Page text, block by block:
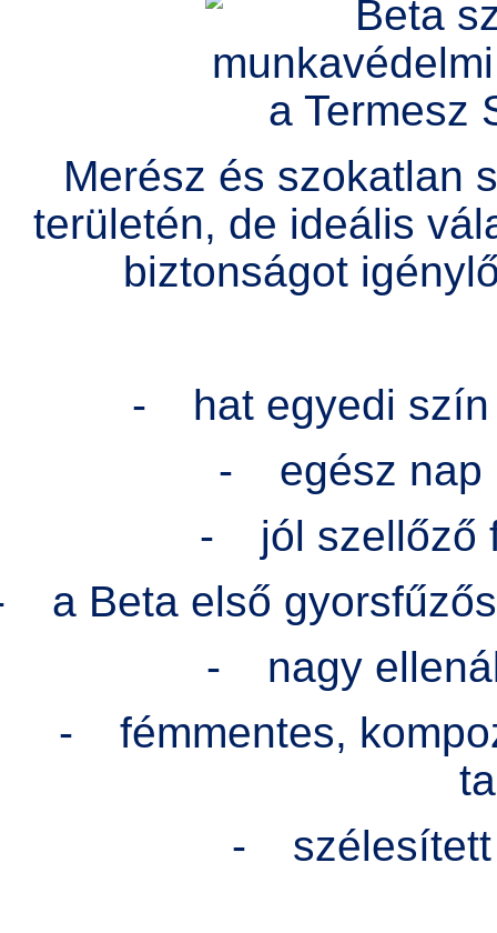
Merész és szokatlan
területén, de ideális
biztonságot
-
hat egyedi
-
egész nap
-
jól szellőző
a Beta első
-
nagy
-
fémmentes,
-